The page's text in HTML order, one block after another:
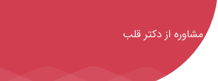
مشاوره از دکتر قلب